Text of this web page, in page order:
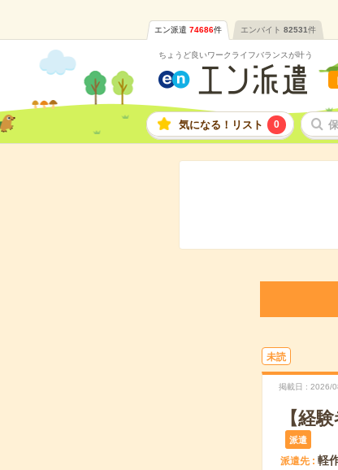
エン派遣 74686件 エンバイト 82531件
ちょうど良いワークライフバランスが叶う
気になる！リスト 0
未読
掲載日 2026/
【経
派遣
派遣先 軽